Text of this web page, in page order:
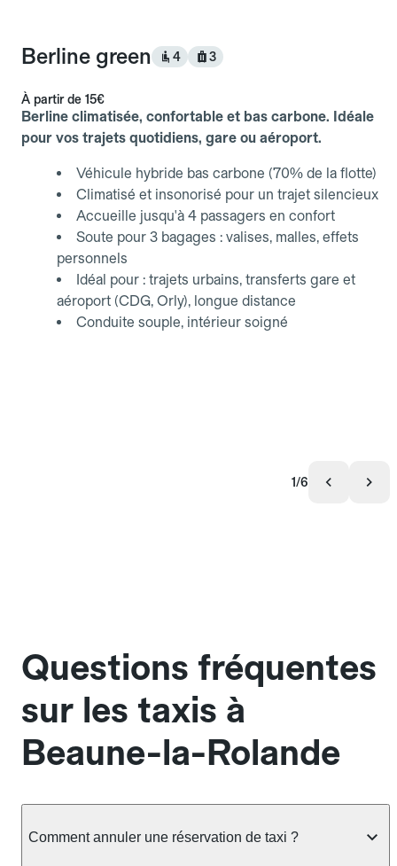
Berline green 4 3
À partir de 15€
Berline climatisée, confortable et bas carbone. Idéale
pour vos trajets quotidiens, gare ou aéroport.
Véhicule hybride bas carbone (70% de la flotte)
Climatisé et insonorisé pour un trajet silencieux
Accueille jusqu'à 4 passagers en confort
Soute pour 3 bagages : valises, malles, effets
personnels
Idéal pour : trajets urbains, transferts gare et
aéroport (CDG, Orly), longue distance
Conduite souple, intérieur soigné
1/6
Questions fréquentes
sur les taxis à
Beaune-la-Rolande
Comment annuler une réservation de taxi ?